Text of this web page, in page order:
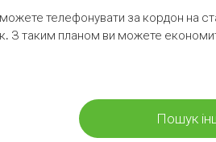
телефонувати за кордон на
З таким планом ви можете
Пошук